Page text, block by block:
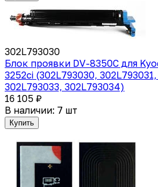
302L793030
Блок проявки DV-8350C для
3252ci (302L793030,
302L793033, 302L793034)
16 105 ₽
В наличии: 7 шт
Купить